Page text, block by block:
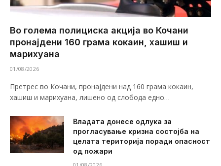
Во голема полициска акција во Кочани
пронајдени 160 грама кокаин, хашиш и
марихуана
01/08/2026
Претрес во Кочани, пронајдени над 160 грама кокаин,
хашиш и марихуана, лишено од слобода едно…
Владата донесе одлука за
прогласување кризна состојба на
целата територија поради опасност
од пожари